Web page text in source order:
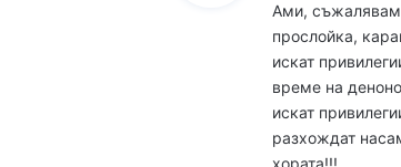
15:05ч,
14:19ч,
а
Ами,
прослойка,
искат
време на
искат
разхождат